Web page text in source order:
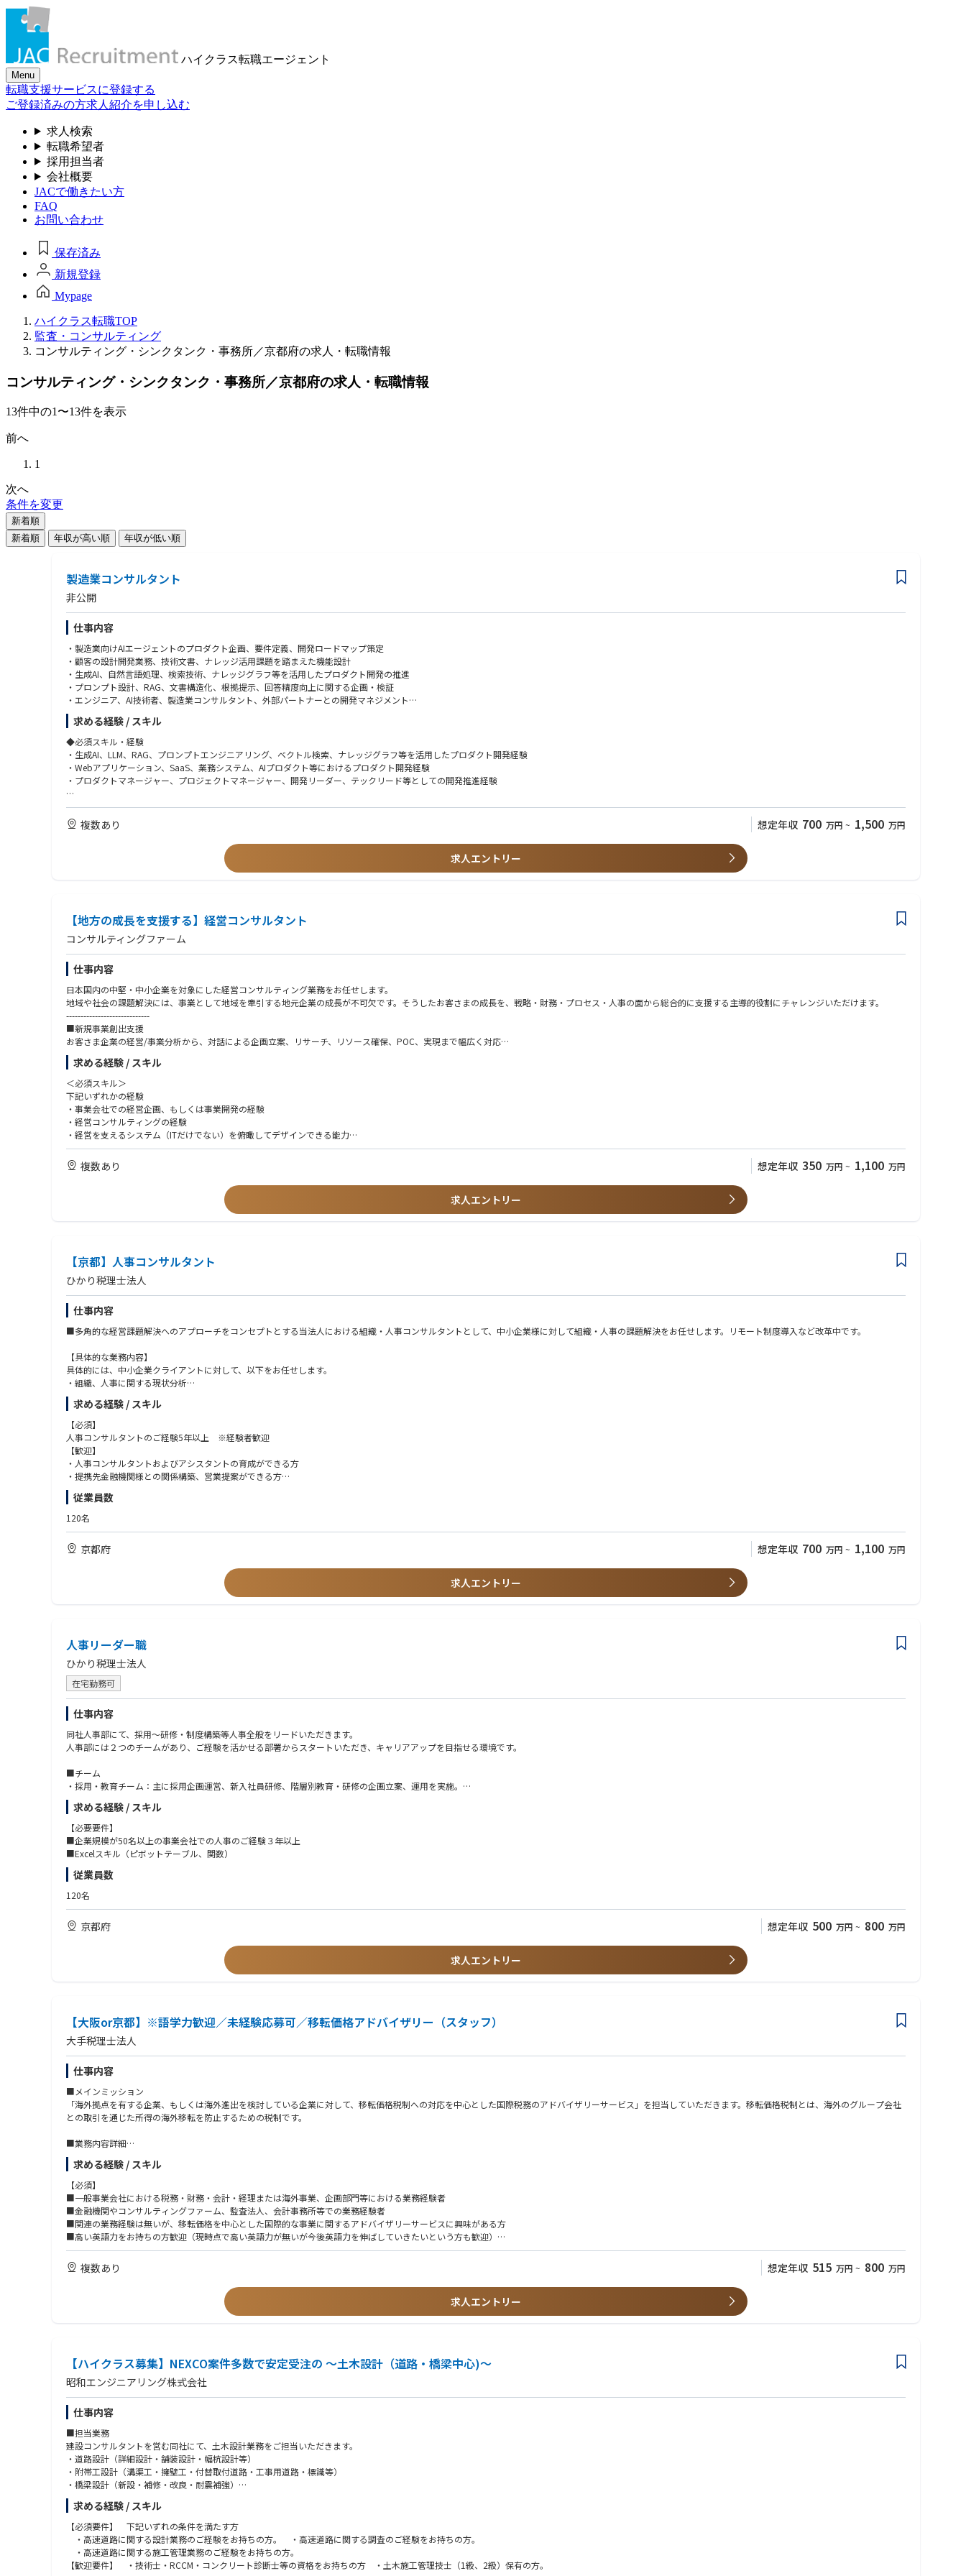
ハイクラス転職エージェント
Menu
転職支援サービスに登録する
ご登録済みの方求人紹介を申し込む
求人検索
転職希望者
採用担当者
会社概要
JACで働きたい方
FAQ
お問い合わせ
保存済み
新規登録
Mypage
ハイクラス転職TOP
監査・コンサルティング
コンサルティング・シンクタンク・事務所／京都府の求人・転職情報
コンサルティング・シンクタンク・事務所／京都府の求人・転職情報
13件中の1〜13件を表示
前へ
1
次へ
条件を変更
新着順
新着順
年収が高い順 年収が低い順
製造業コンサルタント
非公開
仕事内容
・製造業向けAIエージェントのプロダクト企画、要件定義、開発ロードマップ策定
・顧客の設計開発業務、技術文書、ナレッジ活用課題を踏まえた機能設計
・生成AI、自然言語処理、検索技術、ナレッジグラフ等を活用したプロダクト開発の推進
・プロンプト設計、RAG、文書構造化、根拠提示、回答精度向上に関する企画・検証
・エンジニア、AI技術者、製造業コンサルタント、外部パートナーとの開発マネジメント
・PoC案件を通じた顧客課題の抽出、プロダクト改善へのフィードバック
・セキュリティ、権限管理、監査ログ、データ分離など、法人向けAIプロダクトに求められる品質・信頼性の向上
・将来的なプロダクト組織・開発体制の構築、メンバー育成、開発プロセス整備
求める経験 / スキル
◆必須スキル・経験
・生成AI、LLM、RAG、プロンプトエンジニアリング、ベクトル検索、ナレッジグラフ等を活用したプロダクト開発経験
・Webアプリケーション、SaaS、業務システム、AIプロダクト等におけるプロダクト開発経験
・プロダクトマネージャー、プロジェクトマネージャー、開発リーダー、テックリード等としての開発推進経験
◆歓迎スキル・経験
・顧客課題をもとに要件定義、仕様策定、機能改善を行った経験
・エンジニア、デザイナー、ビジネスサイド、顧客など複数関係者を巻き込んだプロジェクト推進経験
・生成AI、自然言語処理、検索システム、データ活用、業務自動化などへの強い関心
・AI技術を単なる技術実装ではなく、業務変革・現場活用につなげる視点
・不確実性の高い新規プロダクト開発において、仮説検証を進めながら形にしていく推進力
・BtoB SaaSまたはエンタープライズ向けプロダクトにおけるセキュリティ、権限管理、監査ログ、データ分離等の設計経験
・PoCから本番導入、定着化、プロダクト化までを推進した経験
・開発チームの立ち上げ、採用、育成、開発プロセス整備の経験
複数あり 想定年収 700 万円 ~ 1,500 万円
求人エントリー
【地方の成長を支援する】経営コンサルタント
コンサルティングファーム
仕事内容
日本国内の中堅・中小企業を対象にした経営コンサルティング業務をお任せします。
地域や社会の課題解決には、事業として地域を牽引する地元企業の成長が不可欠です。そうしたお客さまの成長を、戦略・財務・プロセス・人事の面から総合的に支援する主導的役割にチャレンジいただけます。
-----------------------------
■新規事業創出支援
お客さま企業の経営/事業分析から、対話による企画立案、リサーチ、リソース確保、POC、実現まで幅広く対応
■その他成長支援
中期経営計画の策定支援のほか、PMIおよびファンド投資先に対するハンズオン支援、次世代幹部育成支援等
-----------------------------
求める経験 / スキル
＜必須スキル＞
下記いずれかの経験
・事業会社での経営企画、もしくは事業開発の経験
・経営コンサルティングの経験
・経営を支えるシステム（ITだけでない）を俯瞰してデザインできる能力
＜歓迎スキル＞
・公認会計士
複数あり 想定年収 350 万円 ~ 1,100 万円
求人エントリー
【京都】⼈事コンサルタント
ひかり税理士法人
仕事内容
■多⾓的な経営課題解決へのアプローチをコンセプトとする当法⼈における組織・⼈事コンサルタントとして、中⼩企業様に対して組織・⼈事の課題解決をお任せします。リモート制度導⼊など改⾰中です。
【具体的な業務内容】
具体的には、中⼩企業クライアントに対して、以下をお任せします。
・組織、⼈事に関する現状分析
・経営計画、経営戦略をふまえた⼈事戦略の⽴案
・⼈事制度構築、運⽤⽀援
・管理職、次世代管理職の育成
・その他、企業の成⻑のための組織、⼈事にかかわる継続的な課題解決
求める経験 / スキル
【必須】
⼈事コンサルタントのご経験5年以上 ※経験者歓迎
【歓迎】
・⼈事コンサルタントおよびアシスタントの育成ができる⽅
・提携先⾦融機関様との関係構築、営業提案ができる⽅
・労働法令の知識をお持ちの⽅
・管理職育成に関する研修の講師のご経験がある⽅
・成⻑過程の企業で⼈事実務の経験がある⽅
従業員数
120名
京都府 想定年収 700 万円 ~ 1,100 万円
求人エントリー
人事リーダー職
ひかり税理士法人
在宅勤務可
仕事内容
同社人事部にて、採用～研修・制度構築等人事全般をリードいただきます。
人事部には２つのチームがあり、ご経験を活かせる部署からスタートいただき、キャリアアップを目指せる環境です。
■チーム
・採用・教育チーム：主に採用企画運営、新入社員研修、階層別教育・研修の企画立案、運用を実施。
・労務・制度チーム：労務管理、評価制度の見直し、制度企画～運用
■その他
部内では「人事コンサル」として社外向けのコンサルタントを兼務している者も複数いるため、将来的に人事コンサル案件に携わることも可能です。
求める経験 / スキル
【必要要件】
■企業規模が50名以上の事業会社での人事のご経験３年以上
■Excelスキル（ピボットテーブル、関数）
従業員数
120名
京都府 想定年収 500 万円 ~ 800 万円
求人エントリー
【大阪or京都】※語学力歓迎／未経験応募可／移転価格アドバイザリー（スタッフ）
大手税理士法人
仕事内容
■メインミッション
「海外拠点を有する企業、もしくは海外進出を検討している企業に対して、移転価格税制への対応を中心とした国際税務のアドバイザリーサービス」を担当していただきます。移転価格税制とは、海外のグループ会社
との取引を通じた所得の海外移転を防止するための税制です。
■業務内容詳細
下記の移転価格アドバイザリーサービスをさまざまな業種のグローバル企業（日系・外資系企業）に対して提供します。
・移転価格リスク分析（移転価格課税リスクの判定）
・移転価格設定方針の立案
・移転価格文書の作成（税務当局向け提出文書）
・事前確認（APA）取得、相互協議の支援
・税務調査への対応支援
数多くのステークホルダーが関わる中で合意形成を目指して私たちが舵取りをしていくことになり、決して簡単なことではありませんが、そのダイナミックさこそが移転価格コンサルティングならではのやりがいと言
えます。業務を通じて、日本及び各国の税法を習得することができ、税法をベースとして、顧客の潜在的なニーズを汲み取って最適なソリューションを提案する力が身につきます。
求める経験 / スキル
【必須】
■一般事業会社における税務・財務・会計・経理または海外事業、企画部門等における業務経験者
■金融機関やコンサルティングファーム、監査法人、会計事務所等での業務経験者
■関連の業務経験は無いが、移転価格を中心とした国際的な事業に関するアドバイザリーサービスに興味がある方
■高い英語力をお持ちの方歓迎（現時点で高い英語力が無いが今後英語力を伸ばしていきたいという方も歓迎）
■公認会計士(論文式試験合格者を含む）、税理士（科目合格者を含む）、簿記、USCPA、MBA等の資格をお持ちの方、勉強中の方歓迎
複数あり 想定年収 515 万円 ~ 800 万円
求人エントリー
【ハイクラス募集】NEXCO案件多数で安定受注の ～土木設計（道路・橋梁中心)～
昭和エンジニアリング株式会社
仕事内容
■担当業務
建設コンサルタントを営む同社にて、土木設計業務をご担当いただきます。
・道路設計（詳細設計・舗装設計・幅杭設計等）
・附帯工設計（溝渠工・擁壁工・付替取付道路・工事用道路・標識等）
・橋梁設計（新設・補修・改良・耐震補強）
・連絡等施設設計（交差点・ＪＣＴ・ＩＣ・ＳＡ・ＰＡ・ＢＳ等）
またそれに付随する発注者との打ち合わせ・現地踏査等。
主に道路・橋梁の設計業務がメインとなります。
※Auto-CADを使用します。
※※※2025.9～1年近くかけて、本社ビルを大規模改修し、働きやすいオフィス空間になります※※※
求める経験 / スキル
【必須要件】 下記いずれの条件を満たす方
・高速道路に関する設計業務のご経験をお持ちの方。 ・高速道路に関する調査のご経験をお持ちの方。
・高速道路に関する施工管理業務のご経験をお持ちの方。
【歓迎要件】 ・技術士・RCCM・コンクリート診断士等の資格をお持ちの方 ・土木施工管理技士（1級、2級）保有の方。